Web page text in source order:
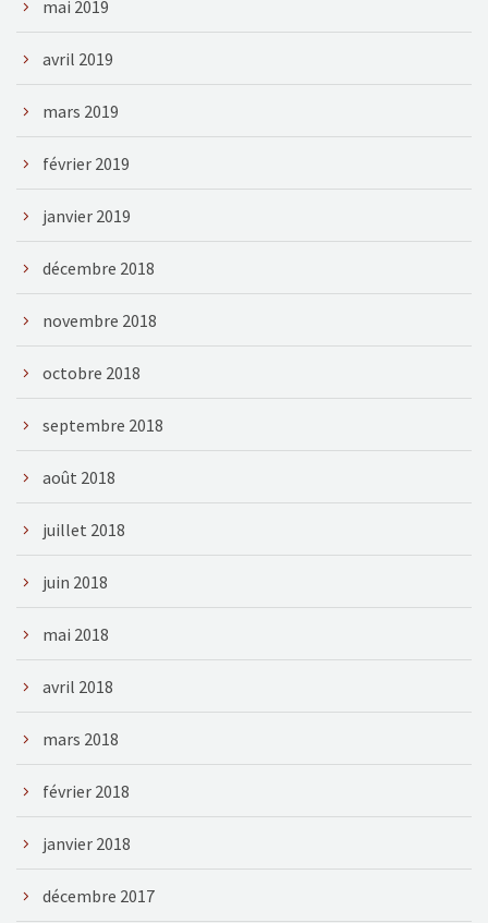
mai 2019
avril 2019
mars 2019
février 2019
janvier 2019
décembre 2018
novembre 2018
octobre 2018
septembre 2018
août 2018
juillet 2018
juin 2018
mai 2018
avril 2018
mars 2018
février 2018
janvier 2018
décembre 2017